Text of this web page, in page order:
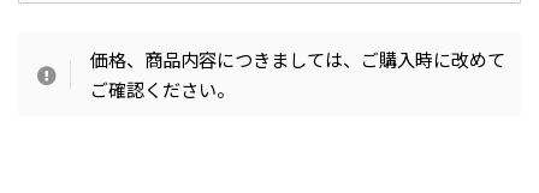
価格、商品内容につきましては、ご購入時に改めて
ご確認ください。